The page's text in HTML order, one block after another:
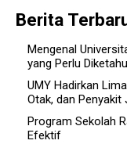
Berita
Mengenal
yang Perlu
UMY Hadirkan
Otak, dan Penyakit
Program Sekolah
Efektif